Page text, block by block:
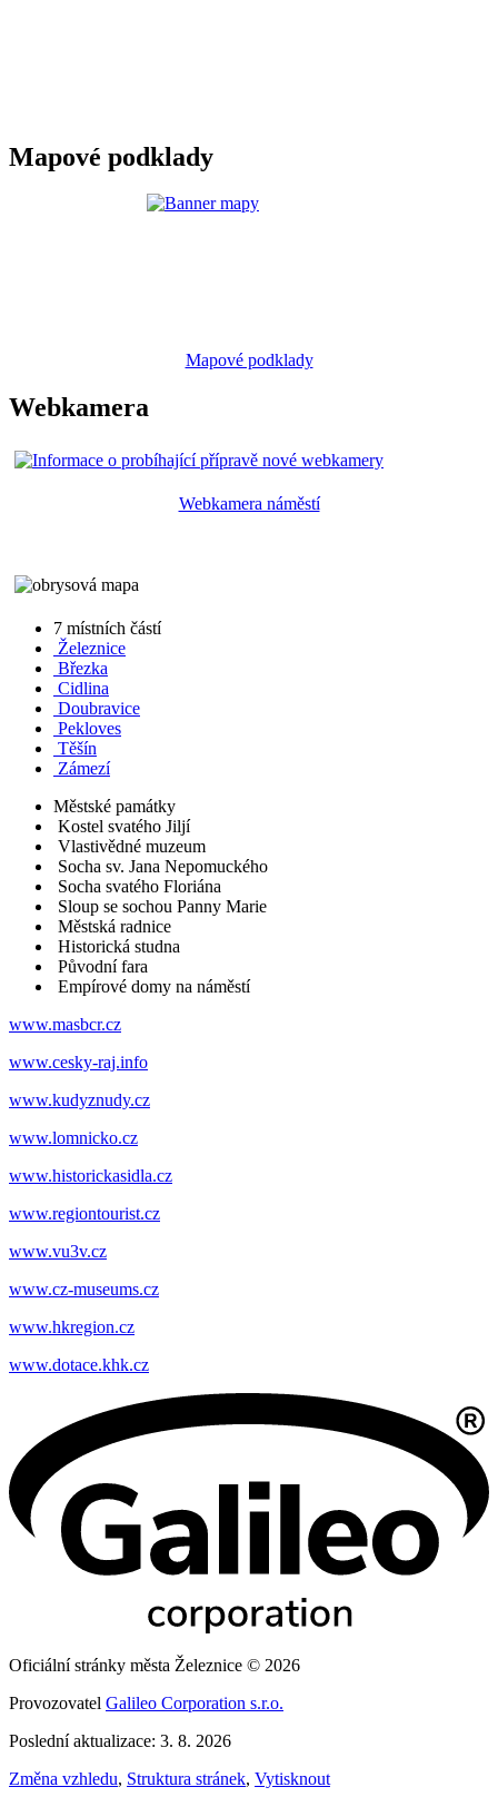
Mapové podklady
Mapové podklady
Webkamera
Webkamera náměstí
7 místních částí
Železnice
Březka
Cidlina
Doubravice
Pekloves
Těšín
Zámezí
Městské památky
Kostel svatého Jiljí
Vlastivědné muzeum
Socha sv. Jana Nepomuckého
Socha svatého Floriána
Sloup se sochou Panny Marie
Městská radnice
Historická studna
Původní fara
Empírové domy na náměstí
www.masbcr.cz
www.cesky-raj.info
www.kudyznudy.cz
www.lomnicko.cz
www.historickasidla.cz
www.regiontourist.cz
www.vu3v.cz
www.cz-museums.cz
www.hkregion.cz
www.dotace.khk.cz
Oficiální stránky města Železnice © 2026
Provozovatel Galileo Corporation s.r.o.
Poslední aktualizace: 3. 8. 2026
Změna vzhledu, Struktura stránek, Vytisknout